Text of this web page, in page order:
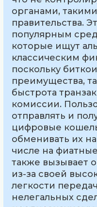
органами,
правительства.
популярным
которые ищут
классическим
поскольку
преимущества,
быстрота
комиссии.
отправлять и
цифровые
обменивать их
числе на
также вызывает
из-за своей
легкости
нелегальных